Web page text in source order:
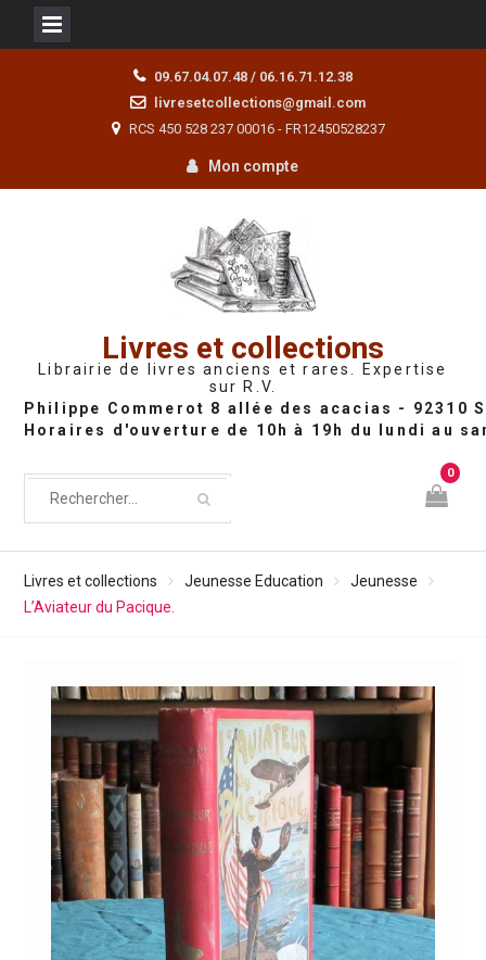
09.67.04.07.48 / 06.16.71.12.38
livresetcollections@gmail.com
RCS 450 528 237 00016 - FR12450528237
Mon compte
Livres et collections
Librairie de livres anciens et rares. Expertise
sur R.V.
0
Livres et collections Jeunesse Education
Jeunesse
L’Aviateur du Pacique.